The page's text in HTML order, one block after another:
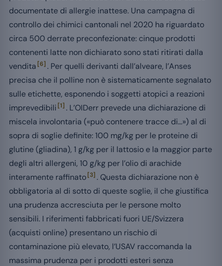
documentate di allergie inattese. Una campagna di
controllo dei chimici cantonali nel 2020 ha riguardato
circa 500 derrate preconfezionate: cinque prodotti
contenenti latte non dichiarato sono stati ritirati dalla
vendita [6] . Per quelli derivanti dall’alveare, l’Anses
precisa che il polline non è sistematicamente segnalato
sulle etichette, esponendo i soggetti atopici a reazioni
imprevedibili [1] . L’OIDerr prevede una dichiarazione di
miscela involontaria («può contenere tracce di…») al di
sopra di soglie definite: 100 mg/kg per le proteine di
glutine (gliadina), 1 g/kg per il lattosio e la maggior parte
degli altri allergeni, 10 g/kg per l’olio di arachide
interamente raffinato[3] . Questa dichiarazione non è
obbligatoria al di sotto di queste soglie, il che giustifica
una prudenza accresciuta per le persone molto
sensibili. I riferimenti fabbricati fuori UE/Svizzera
(acquisti online) presentano un rischio di
contaminazione più elevato, l’USAV raccomanda la
massima prudenza per i prodotti esteri senza